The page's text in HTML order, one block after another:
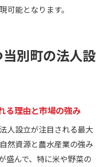
可能となります。
別町の法人設
る理由と市場の強み
人設立が注目される最大
然資源と農水産業の強み
盛んで、特に米や野菜の